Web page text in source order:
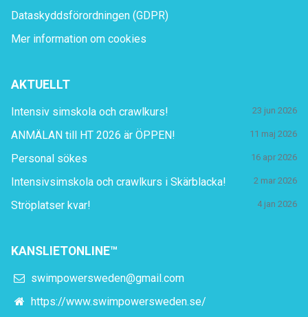
Dataskyddsförordningen (GDPR)
Mer information om cookies
AKTUELLT
Intensiv simskola och crawlkurs! 23 jun 2026
ANMÄLAN till HT 2026 är ÖPPEN! 11 maj 2026
Personal sökes 16 apr 2026
Intensivsimskola och crawlkurs i Skärblacka! 2 mar 2026
Ströplatser kvar! 4 jan 2026
KANSLIETONLINE™
swimpowersweden@gmail.com
https://www.swimpowersweden.se/